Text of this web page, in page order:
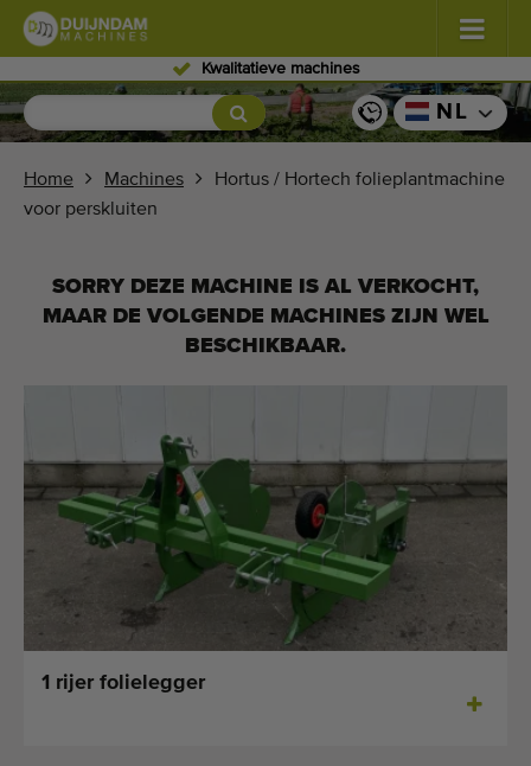
Ervaren personeel
Bloemen en planten (587)
Glastuinbouw groenten
Fruitteelt (336)
Verkoop uw machine!
Laatst bekeken machines
Laatst toegevoegde machines
E-mail Alerts
NL
Home Machines
Hortus / Hortech folieplantmachine
voor perskluiten
SORRY DEZE MACHINE IS AL VERKOCHT,
MAAR DE VOLGENDE MACHINES ZIJN WEL
BESCHIKBAAR.
1 rijer folielegger